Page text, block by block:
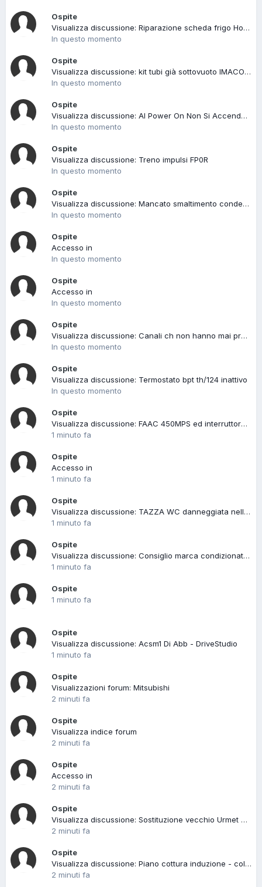
Ospite
Visualizza discussione: Riparazione scheda frigo Hotpoint Ariston
In questo momento
Ospite
Visualizza discussione: kit tubi già sottovuoto IMACO ....dubbi
In questo momento
Ospite
Visualizza discussione: Al Power On Non Si Accende - Notebook Packard Bell, Ares GM ( AGM00 )
In questo momento
Ospite
Visualizza discussione: Treno impulsi FP0R
In questo momento
Ospite
Visualizza discussione: Mancato smaltimento condensa UNICO OLIMPIA SPENDID 25 EVA SF
In questo momento
Ospite
Accesso in
In questo momento
Ospite
Accesso in
In questo momento
Ospite
Visualizza discussione: Canali ch non hanno mai preso
In questo momento
Ospite
Visualizza discussione: Termostato bpt th/124 inattivo
In questo momento
Ospite
Visualizza discussione: FAAC 450MPS ed interruttore intelligente
1 minuto fa
Ospite
Accesso in
1 minuto fa
Ospite
Visualizza discussione: TAZZA WC danneggiata nella parte bassa
1 minuto fa
Ospite
Visualizza discussione: Consiglio marca condizionatore efficiente e affidabile
1 minuto fa
Ospite
1 minuto fa
Ospite
Visualizza discussione: Acsm1 Di Abb - DriveStudio
1 minuto fa
Ospite
Visualizzazioni forum: Mitsubishi
2 minuti fa
Ospite
Visualizza indice forum
2 minuti fa
Ospite
Accesso in
2 minuti fa
Ospite
Visualizza discussione: Sostituzione vecchio Urmet con URMET 1133/15
2 minuti fa
Ospite
Visualizza discussione: Piano cottura induzione - collegamenti
2 minuti fa